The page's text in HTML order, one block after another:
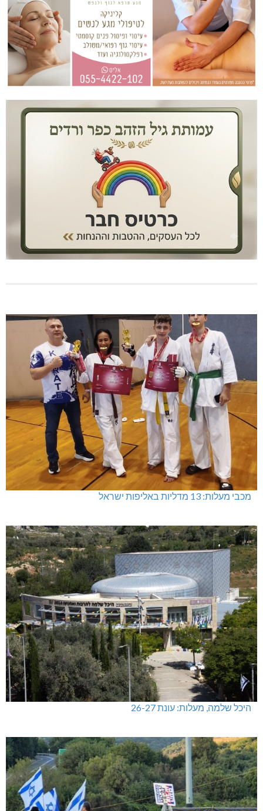
מכבי מעלות: 13 מדליות באליפות ישראל
היכל שלמה, מעלות: עונת 26-27